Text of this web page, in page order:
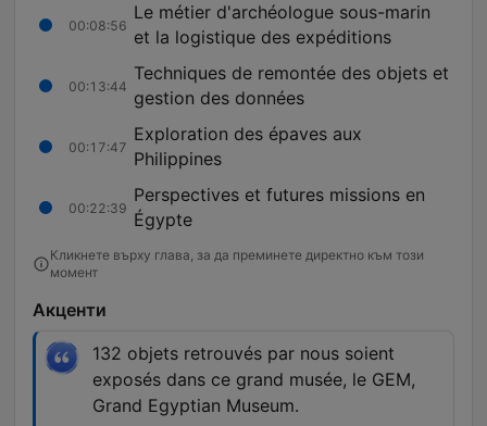
00:08:56
Le métier d'archéologue sous-marin
et la logistique des expéditions
00:13:44
Techniques de remontée des objets et
gestion des données
00:17:47
Exploration des épaves aux
Philippines
00:22:39
Perspectives et futures missions en
Égypte
Кликнете върху глава, за да преминете директно към този
момент
Акценти
132 objets retrouvés par nous soient
exposés dans ce grand musée, le GEM,
Grand Egyptian Museum.